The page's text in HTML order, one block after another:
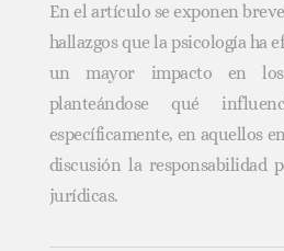
En el artículo se exponen
hallazgos que la psicología ha
un mayor impacto en los
planteándose qué
específicamente, en aquellos
discusión la responsabilidad
jurídicas.